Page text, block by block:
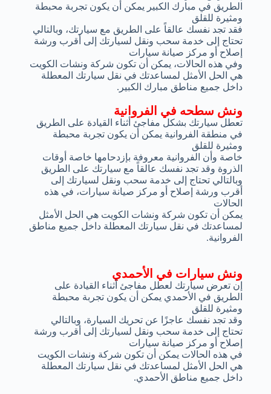
ونش سطحه في الفروانية
تعطل سيارتك بشكل مفاجئ أثناء القيادة على الطريق
في منطقة الفروانية يمكن أن يكون تجربة محبطة
ومثيرة للقلق
خاصة وأن الفروانية معروفة بإزدحامها خاصة أوقات
الذروة وقد تجد نفسك عالقاً مع سيارتك على الطريق
وبالتالي تحتاج إلى خدمة سحب ونقل لسيارتك إلى
أقرب ورشة إصلاح أو مركز صيانة سيارات، في هذه
الحالات
يمكن أن تكون شركة ونشات الكويت هي الحل الأمثل
لمساعدتك في نقل سيارتك المعطلة داخل جميع مناطق
الفروانية.
الطريق في مبارك الكبير يمكن أن يكون تجربة محبطة
ومثيرة للقلق
فقد تجد نفسك عالقاً على الطريق مع سيارتك، وبالتالي
تحتاج إلى خدمة سحب ونقل لسيارتك إلى أقرب ورشة
إصلاح أو مركز صيانة سيارات
وفي هذه الحالات، يمكن أن تكون شركة ونشات الكويت
هي الحل الأمثل لمساعدتك في نقل سيارتك المعطلة
داخل جميع مناطق مبارك الكبير.
ونش سيارات في الأحمدي
إن تعرض سيارتك لعطل مفاجئ أثناء القيادة على
الطريق في الأحمدي يمكن أن يكون تجربة محبطة
ومثيرة للقلق
وقد تجد نفسك عاجزًا عن تحريك السيارة، وبالتالي
تحتاج إلى خدمة سحب ونقل لسيارتك إلى أقرب ورشة
إصلاح أو مركز صيانة سيارات
في هذه الحالات يمكن أن تكون شركة ونشات الكويت
هي الحل الأمثل لمساعدتك في نقل سيارتك المعطلة
داخل جميع مناطق الأحمدي.